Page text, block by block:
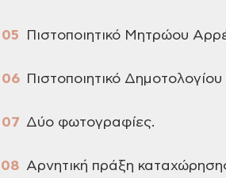
Πιστοποιητικό Μητρώου
Πιστοποιητικό
Δύο φωτογραφίες.
Αρνητική πράξη